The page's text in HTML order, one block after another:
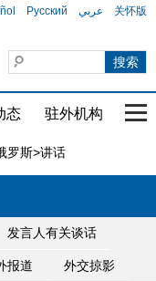
Русский عربي 关怀版
态 驻外机构 国
罗斯>讲话
发言人有关谈话
报道 外交掠影